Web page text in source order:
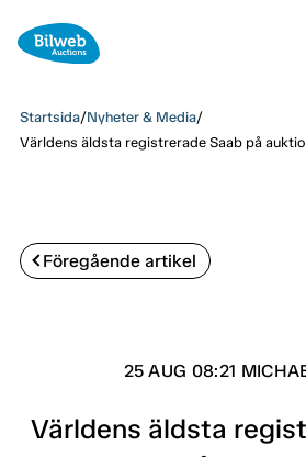
Startsida/Nyheter & Media/
Världens äldsta registrerade Saab på
Föregående artikel
25 AUG 08:21
Världens äldsta